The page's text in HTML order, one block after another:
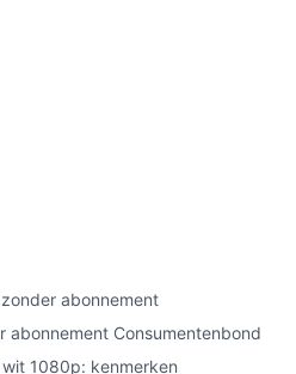
abonnement
abonnement Consumentenbond
1080p: kenmerken